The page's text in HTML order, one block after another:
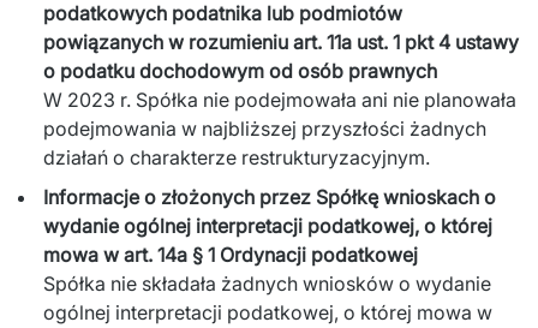
podatkowych podatnika lub podmiotów
powiązanych w rozumieniu art. 11a ust. 1 pkt 4 ustawy
o podatku dochodowym od osób prawnych
W 2023 r. Spółka nie podejmowała ani nie planowała
podejmowania w najbliższej przyszłości żadnych
działań o charakterze restrukturyzacyjnym.
Informacje o złożonych przez Spółkę wnioskach o
wydanie ogólnej interpretacji podatkowej, o której
mowa w art. 14a § 1 Ordynacji podatkowej
Spółka nie składała żadnych wniosków o wydanie
ogólnej interpretacji podatkowej, o której mowa w